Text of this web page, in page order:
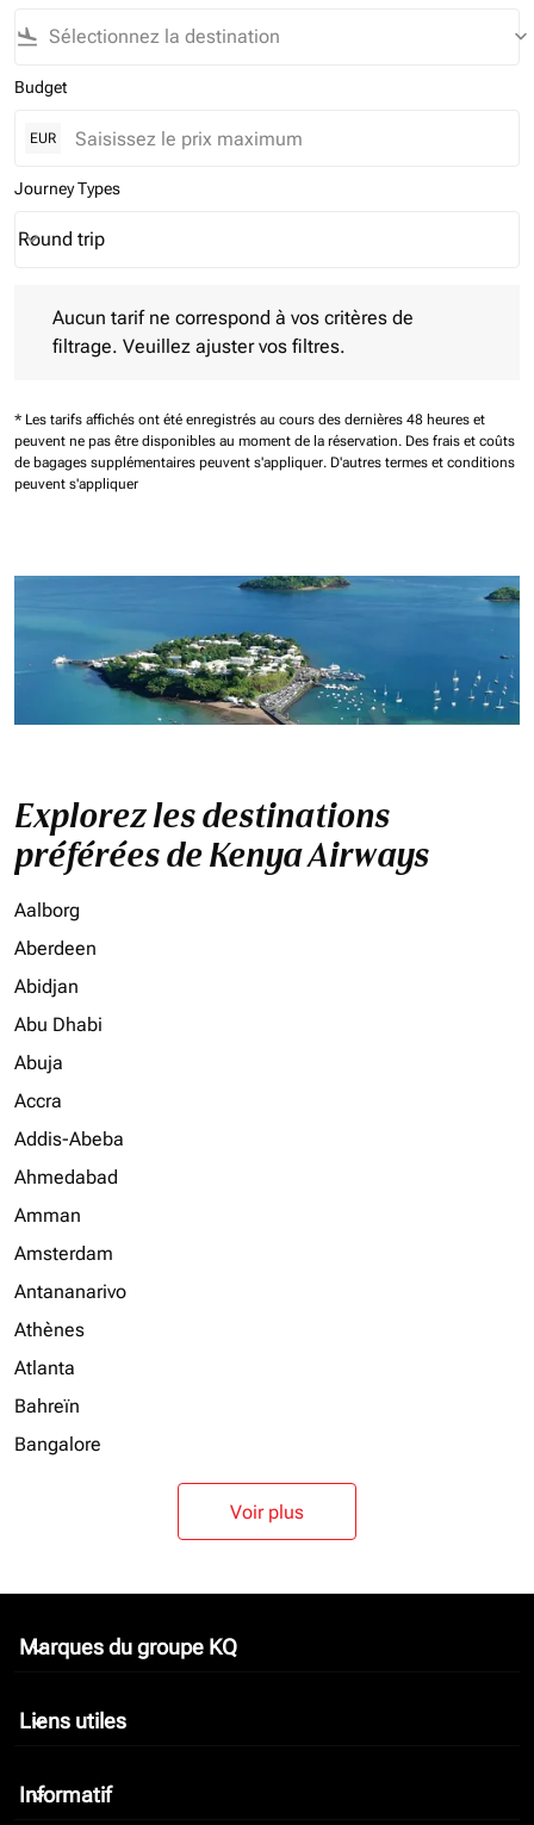
flight_land keyboard_arrow_down
Budget
EUR
Journey Types
Journey Types option Round trip Selected
Round trip
keyboard_arrow_down
Aucun tarif ne correspond à vos critères de
filtrage. Veuillez ajuster vos filtres.
* Les tarifs affichés ont été enregistrés au cours des dernières 48 heures et
peuvent ne pas être disponibles au moment de la réservation. Des frais et coûts
de bagages supplémentaires peuvent s'appliquer. D'autres termes et conditions
peuvent s'appliquer
Explorez les destinations
préférées de Kenya Airways
Aalborg
Aberdeen
Abidjan
Abu Dhabi
Abuja
Accra
Addis-Abeba
Ahmedabad
Amman
Amsterdam
Antananarivo
Athènes
Atlanta
Bahreïn
Bangalore
Voir plus
Marques du groupe KQ
keyboard_arrow_down
Liens utiles
keyboard_arrow_down
Informatif
keyboard_arrow_down